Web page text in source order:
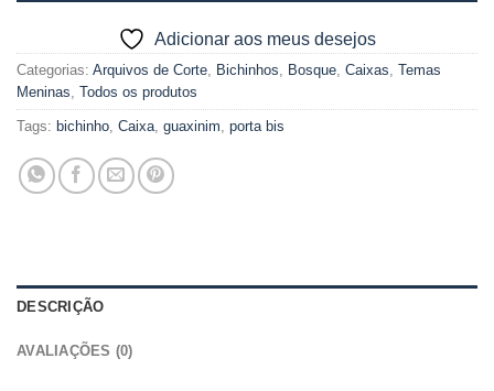
Adicionar aos meus desejos
Categorias: Arquivos de Corte Bichinhos Bosque Caixas Temas
Meninas Todos os produtos
Tags: bichinho Caixa guaxinim porta bis
DESCRIÇÃO
AVALIAÇÕES (0)